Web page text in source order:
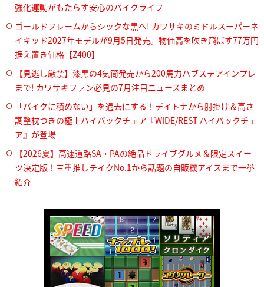
強化運動がもたらす安心のバイクライフ
ゴールドフレームからシックな黒へ! カワサキのミドルスーパーネ
イキッド2027年モデルが9月5日発売。物価高を吹き飛ばす77万円
据え置き価格【Z400】
【見逃し厳禁】漆黒の4気筒発売から200馬力ハブステアインプレ
まで! カワサキファン必見の7月注目ニュースまとめ
「バイクに積めない」を過去にする！デイトナから肘掛け＆高さ
調整枕つきの極上ハイバックチェア『WIDE/REST ハイバックチェ
ア』が登場
【2026夏】高速道路SA・PAの絶品ドライブグルメ＆限定スイー
ツ決定版！三重推しテイクNo.1から話題の自販機アイスまで一挙
紹介